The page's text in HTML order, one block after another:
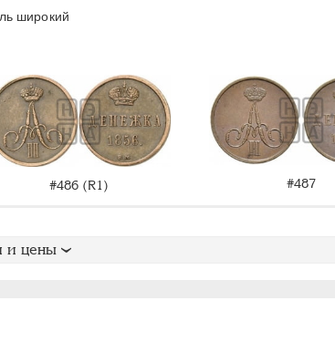
широкий
#486 (R1) #487
и цены